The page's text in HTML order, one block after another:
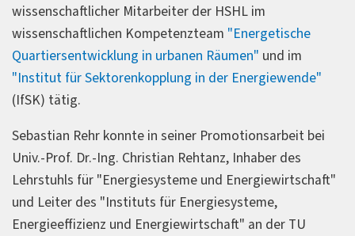
wissenschaftlicher Mitarbeiter der HSHL im
wissenschaftlichen Kompetenzteam "Energetische
Quartiersentwicklung in urbanen Räumen" und im
"Institut für Sektorenkopplung in der Energiewende"
(IfSK) tätig.
Sebastian Rehr konnte in seiner Promotionsarbeit bei
Univ.-Prof. Dr.-Ing. Christian Rehtanz, Inhaber des
Lehrstuhls für "Energiesysteme und Energiewirtschaft"
und Leiter des "Instituts für Energiesysteme,
Energieeffizienz und Energiewirtschaft" an der TU